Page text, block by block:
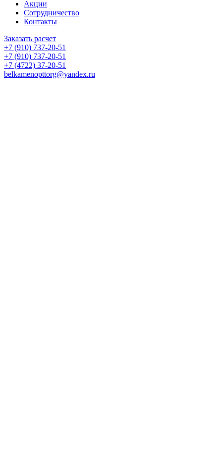
Акции
Сотрудничество
Контакты
Заказать расчет
+7 (910) 737-20-51
+7 (910) 737-20-51
+7 (4722) 37-20-51
belkamenopttorg@yandex.ru